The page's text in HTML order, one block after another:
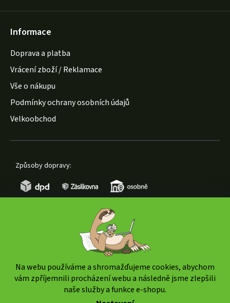
Na webu používáme a shromažďujeme cookies, abychom
vám zpříjemnili procházení webu a následně jsme zlepšili
naše služby a funkce e-shopu.
Informace
Doprava a platba
Vrácení zboží / Reklamace
Vše o nákupu
Podmínky ochrany osobních údajů
Velkoobchod
Způsoby dopravy: